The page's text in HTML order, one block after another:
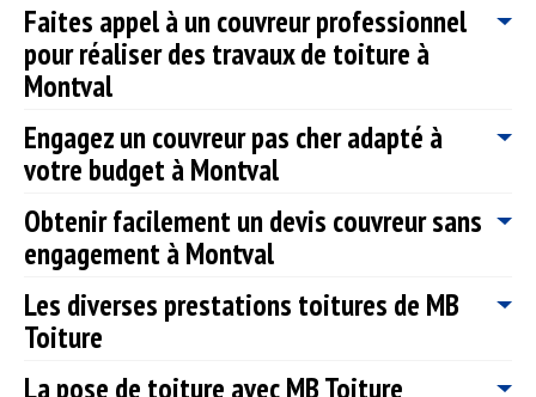
Faites appel à un couvreur professionnel
pour réaliser des travaux de toiture à
Montval
Chaque matériau qui compose votre couverture a son
importance. Que ce soit pour l’efficacité de protection ou pour
l’aspect esthétique de votre maison, la couverture joue un rôle
très important. En ce qui concerne la pose ou la restauration de
votre toiture, MB Toiture, va allier l’efficacité de protection et
aspect visuel attrayant. La charpente de votre couverture joue
habitez à Montval 78160, n’hésitez pas à découvrir le service
offert par MB Toiture.
Engagez un couvreur pas cher adapté à
votre budget à Montval
Un toit bien isolé, étanche et fiable est une assurance d’une
bonne protection contre les aléas climatiques. Les travaux de
toiture exigent de gros budgets et il n’est pas toujours facile
d’accéder à ces services. Soucieu de votre bien être et de
l’importance du toit dans votre protection, MB Toiture offre ses
services de haute qualité à des prix très intéressants. Pour cela,
Obtenir facilement un devis couvreur sans
engagement à Montval
Avant d’entamer un chantier quel qu’il soit, Il faut d’abord
demander des devis. Concernant les travaux de toiture, ces
réaliser. Vous avez aussi l’occasion de connaitre au préalable
Les diverses prestations toitures de MB
Toiture
Ayant les compétences et expériences dans le domaine de la
La pose de toiture avec MB Toiture